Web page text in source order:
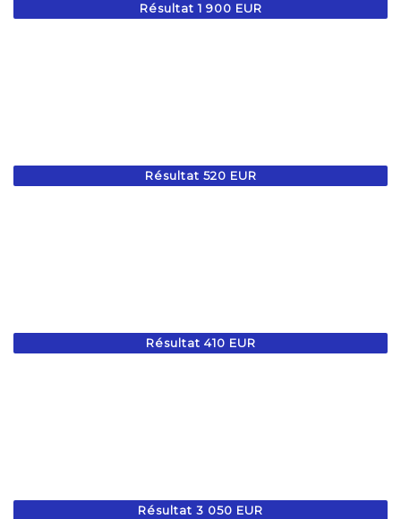
Résultat 1 900 EUR
Résultat 520 EUR
Résultat 410 EUR
Résultat 3 050 EUR